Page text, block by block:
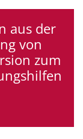
aus der
von
zum